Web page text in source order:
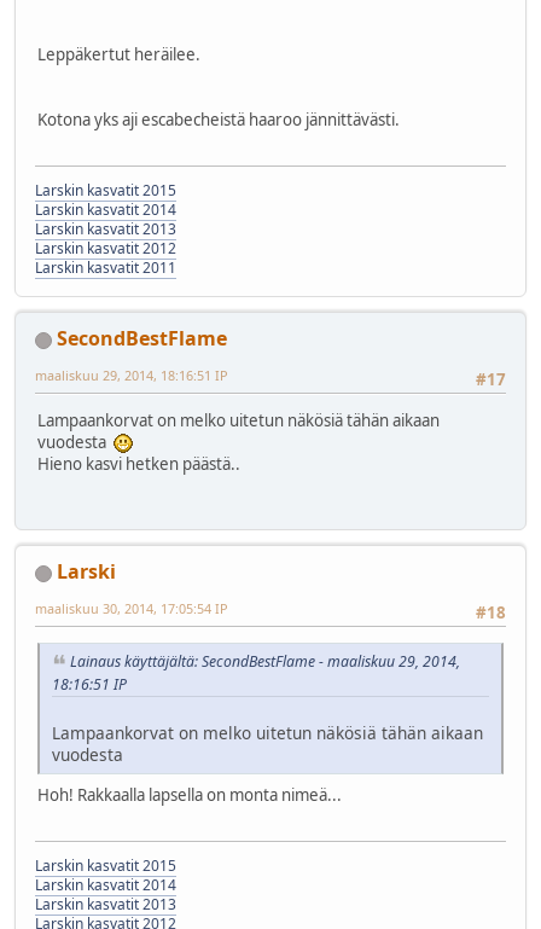
Leppäkertut heräilee.
Kotona yks aji escabecheistä haaroo jännittävästi.
Larskin kasvatit 2015
Larskin kasvatit 2014
Larskin kasvatit 2013
Larskin kasvatit 2012
Larskin kasvatit 2011
SecondBestFlame
#17
maaliskuu 29, 2014, 18:16:51 IP
Lampaankorvat on melko uitetun näkösiä tähän aikaan
vuodesta
Hieno kasvi hetken päästä..
Larski
#18
maaliskuu 30, 2014, 17:05:54 IP
Lainaus käyttäjältä: SecondBestFlame - maaliskuu 29, 2014,
18:16:51 IP
Lampaankorvat on melko uitetun näkösiä tähän aikaan
vuodesta
Hoh! Rakkaalla lapsella on monta nimeä...
Larskin kasvatit 2015
Larskin kasvatit 2014
Larskin kasvatit 2013
Larskin kasvatit 2012